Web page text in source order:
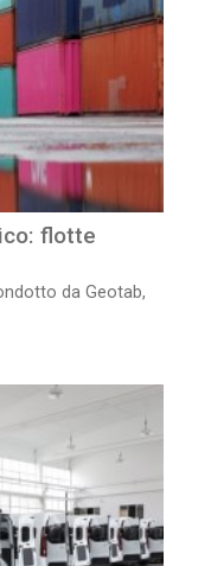
flotte
da Geotab,